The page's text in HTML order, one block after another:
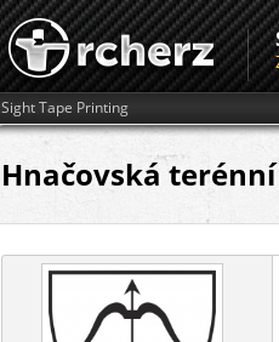
Sight Tape Printing
Hnačovská